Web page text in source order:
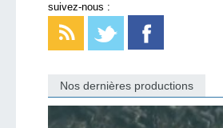
suivez-nous :
Nos dernières productions